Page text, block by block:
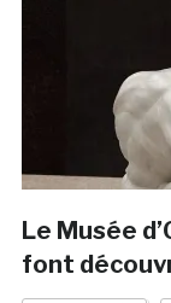
Le Musée
font